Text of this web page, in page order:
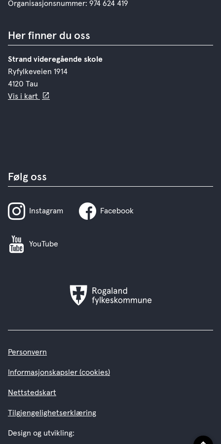
Organisasjonsnummer: 974 624 419
Her finner du oss
Strand videregående skole
Ryfylkeveien 1914
4120 Tau
Vis i kart
Følg oss
Instagram Facebook
YouTube
Rogaland
fylkeskommune
Personvern
Informasjonskapsler (cookies)
Nettstedskart
Tilgjengelighetserklæring
Design og utvikling: